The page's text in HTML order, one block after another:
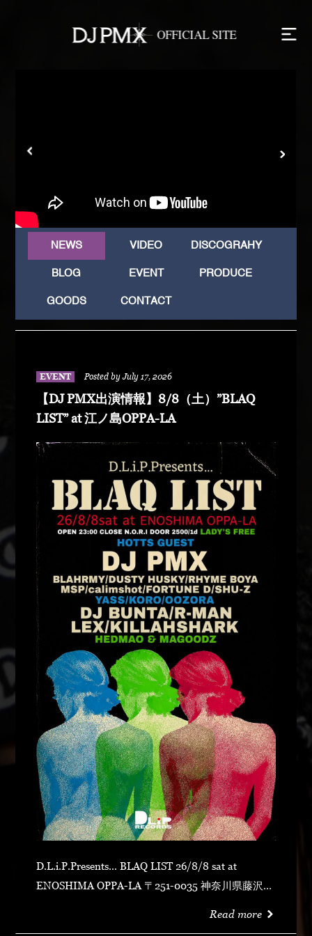
NEWS VIDEO DISCOGRAHY
BLOG EVENT PRODUCE
GOODS CONTACT
EVENT Posted by July 17, 2026
【DJ PMX出演情報】8/8（土）”BLAQ
LIST” at 江ノ島OPPA-LA
D.L.i.P.Presents... BLAQ LIST 26/8/8 sat at
ENOSHIMA OPPA-LA 〒251-0035 神奈川県藤沢市
Read more